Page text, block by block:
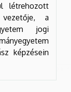
létrehozott
a
jogi
képzésein